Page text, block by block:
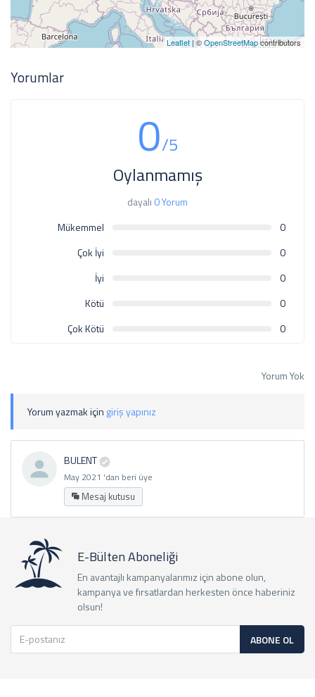
Leaflet | ©OpenStreetMapcontributors
Yorumlar
0/5
Oylanmamış
dayalı 0 Yorum
Mükemmel
0
Çok İyi
0
İyi
0
Kötü
0
Çok Kötü
0
Yorum Yok
Yorum yazmak için giriş yapınız
BULENT
May 2021 'dan beri üye
Mesaj kutusu
E-Bülten Aboneliği
En avantajlı kampanyalarımız için abone olun,
kampanya ve fırsatlardan herkesten önce haberiniz
olsun!
ABONE OL